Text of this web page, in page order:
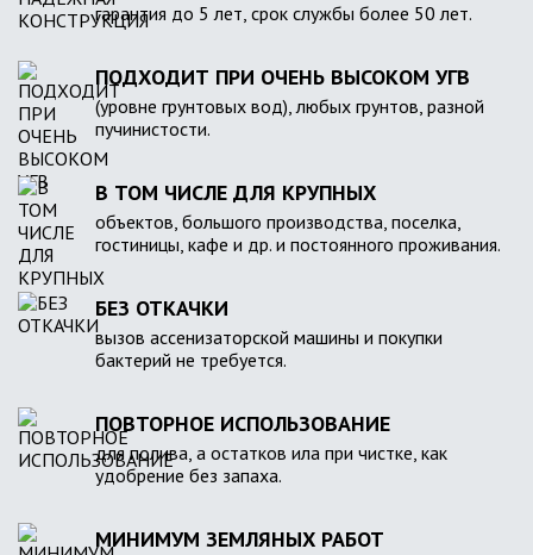
гарантия до 5 лет, срок службы более 50 лет.
ПОДХОДИТ ПРИ ОЧЕНЬ ВЫСОКОМ УГВ
(уровне грунтовых вод), любых грунтов, разной
пучинистости.
В ТОМ ЧИСЛЕ ДЛЯ КРУПНЫХ
объектов, большого производства, поселка,
гостиницы, кафе и др. и постоянного проживания.
БЕЗ ОТКАЧКИ
вызов ассенизаторской машины и покупки
бактерий не требуется.
ПОВТОРНОЕ ИСПОЛЬЗОВАНИЕ
для полива, а остатков ила при чистке, как
удобрение без запаха.
МИНИМУМ ЗЕМЛЯНЫХ РАБОТ